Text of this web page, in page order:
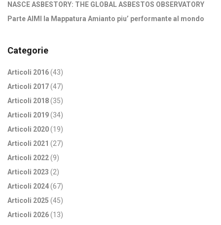
NASCE ASBESTORY: THE GLOBAL ASBESTOS OBSERVATORY
Parte AIMI la Mappatura Amianto piu’ performante al mondo
Categorie
Articoli 2016(43)
Articoli 2017(47)
Articoli 2018(35)
Articoli 2019(34)
Articoli 2020(19)
Articoli 2021 (27)
Articoli 2022(9)
Articoli 2023 (2)
Articoli 2024(67)
Articoli 2025 (45)
Articoli 2026(13)